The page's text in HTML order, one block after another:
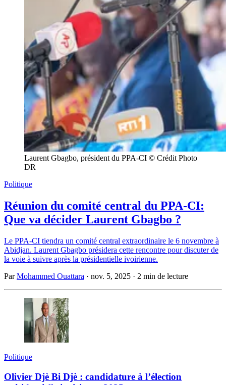
Laurent Gbagbo, président du PPA-CI © Crédit Photo
DR
Politique
Réunion du comité central du PPA-CI:
Que va décider Laurent Gbagbo ?
Le PPA-CI tiendra un comité central extraordinaire le 6 novembre à
Abidjan. Laurent Gbagbo présidera cette rencontre pour discuter de
la voie à suivre après la présidentielle ivoirienne.
ParMohammed Ouattara · nov. 5, 2025 · 2 min de lecture
Politique
Olivier Djè Bi Djè : candidature à l’élection